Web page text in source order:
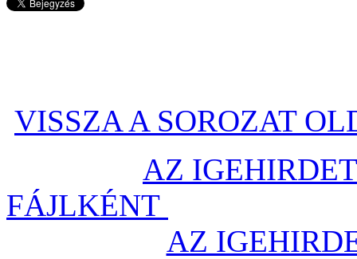
VISSZA A SOROZAT
AZ
FÁJLKÉNT
AZ